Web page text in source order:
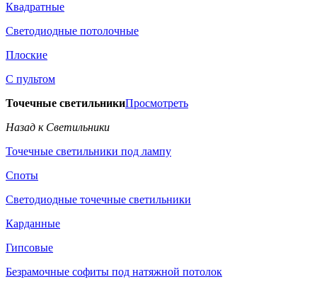
Квадратные
Светодиодные потолочные
Плоские
С пультом
Точечные светильникиПросмотреть
Назад к Светильники
Точечные светильники под лампу
Споты
Светодиодные точечные светильники
Карданные
Гипсовые
Безрамочные софиты под натяжной потолок